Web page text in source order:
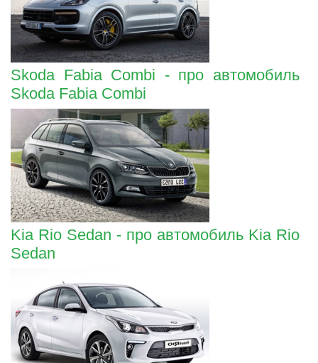
Skoda Fabia Combi - про автомобиль
Skoda Fabia Combi
Kia Rio Sedan - про автомобиль Kia Rio
Sedan